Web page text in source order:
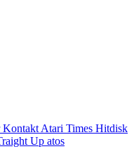
Kontakt Atari Times Hitdisk
Up atos